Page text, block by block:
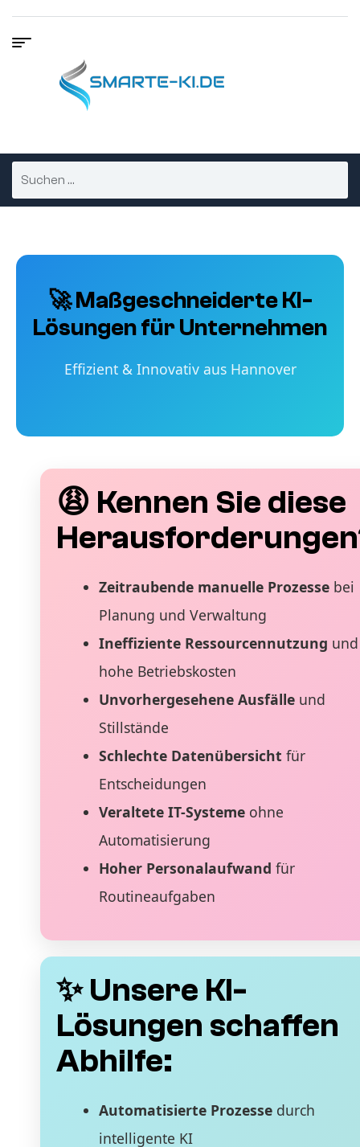
🚀 Maßgeschneiderte KI-
Lösungen für Unternehmen
Effizient & Innovativ aus Hannover
😩 Kennen Sie diese
Zeitraubende manuelle Prozessebei
Planung und Verwaltung
Ineffiziente Ressourcennutzung und
hohe Betriebskosten
Unvorhergesehene Ausfälleund
Stillstände
Schlechte Datenübersicht für
Entscheidungen
Veraltete IT-Systemeohne
Automatisierung
Hoher Personalaufwand für
Routineaufgaben
✨ Unsere KI-
Lösungen schaffen
Abhilfe:
Automatisierte Prozessedurch
intelligente KI